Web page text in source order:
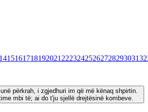
1415161718192021 2223242526272829303132
përkrah, i zgjedhuri im që më kënaq shpirtin.
mbi të; ai do t'ju sjellë drejtësinë kombeve.